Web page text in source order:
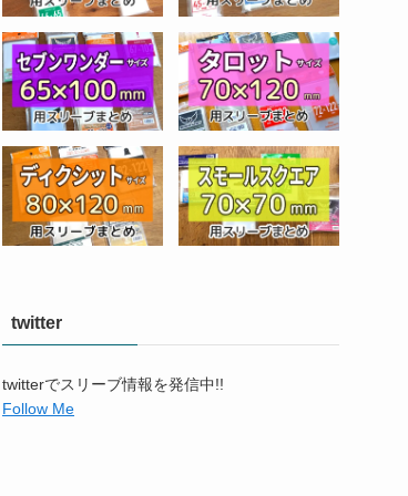
twitter
twitterでスリーブ情報を発信中!!
Follow Me